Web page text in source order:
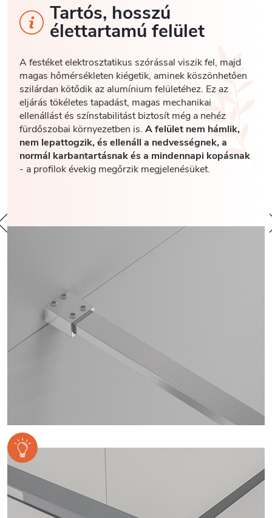
Tartós, hosszú
élettartamú felület
A festéket elektrosztatikus szórással viszik fel, majd
magas hőmérsékleten kiégetik, aminek köszönhetően
szilárdan kötődik az alumínium felületéhez. Ez az
eljárás tökéletes tapadást, magas mechanikai
ellenállást és színstabilitást biztosít még a nehéz
fürdőszobai környezetben is. A felület nem hámlik,
nem lepattogzik, és ellenáll a nedvességnek, a
normál karbantartásnak és a mindennapi kopásnak
- a profilok évekig megőrzik megjelenésüket.